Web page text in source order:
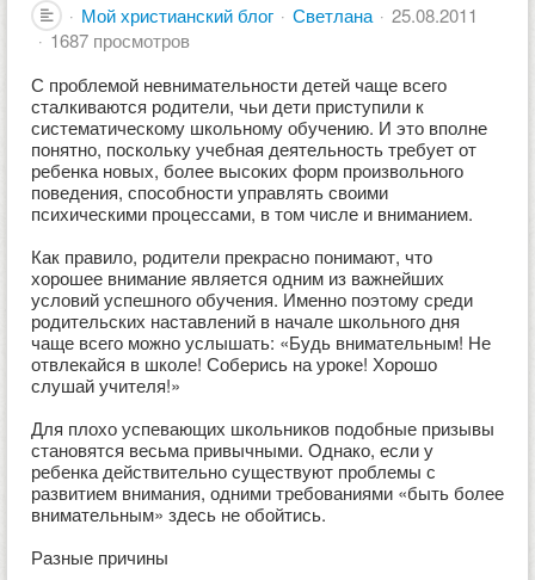
Мой христианский блог Светлана
25.08.2011
1687 просмотров
С проблемой невнимательности детей чаще всего
сталкиваются родители, чьи дети приступили к
систематическому школьному обучению. И это вполне
понятно, поскольку учебная деятельность требует от
ребенка новых, более высоких форм произвольного
поведения, способности управлять своими
психическими процессами, в том числе и вниманием.
Как правило, родители прекрасно понимают, что
хорошее внимание является одним из важнейших
условий успешного обучения. Именно поэтому среди
родительских наставлений в начале школьного дня
чаще всего можно услышать: «Будь внимательным! Не
отвлекайся в школе! Соберись на уроке! Хорошо
слушай учителя!»
Для плохо успевающих школьников подобные призывы
становятся весьма привычными. Однако, если у
ребенка действительно существуют проблемы с
развитием внимания, одними требованиями «быть более
внимательным» здесь не обойтись.
Разные причины